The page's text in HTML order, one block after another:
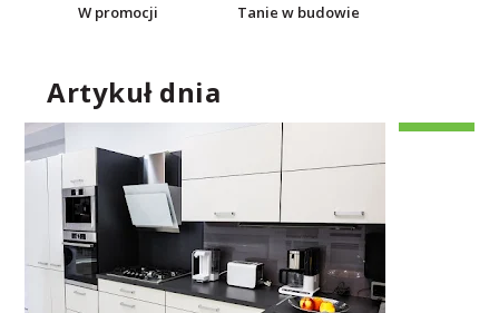
W promocji Tanie w budowie
Artykuł dnia